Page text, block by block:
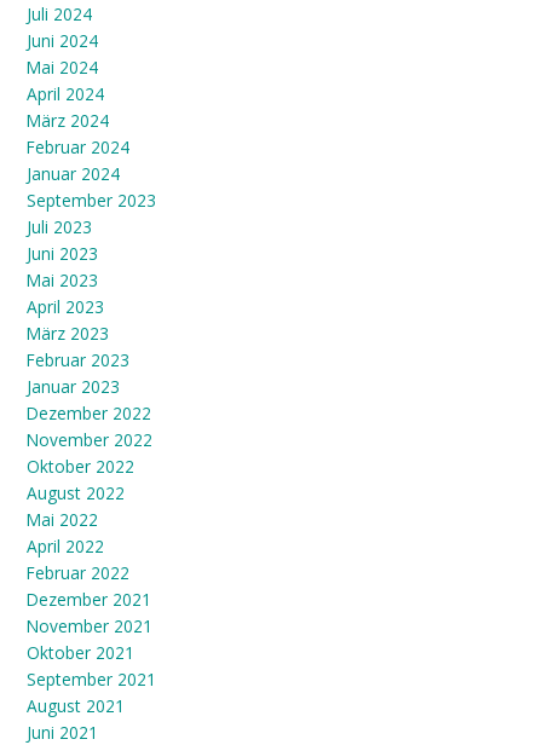
Juli 2024
Juni 2024
Mai 2024
April 2024
März 2024
Februar 2024
Januar 2024
September 2023
Juli 2023
Juni 2023
Mai 2023
April 2023
März 2023
Februar 2023
Januar 2023
Dezember 2022
November 2022
Oktober 2022
August 2022
Mai 2022
April 2022
Februar 2022
Dezember 2021
November 2021
Oktober 2021
September 2021
August 2021
Juni 2021